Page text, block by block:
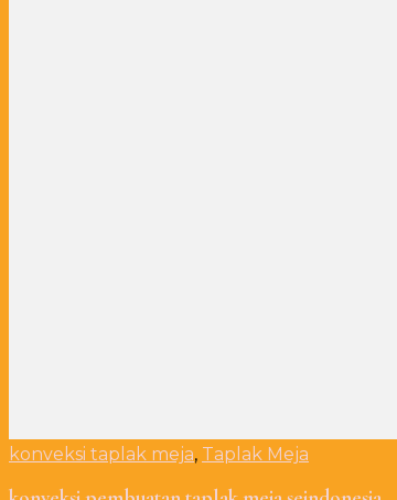
konveksi taplak meja, Taplak Meja